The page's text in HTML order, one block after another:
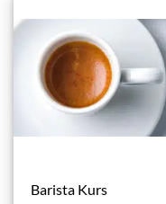
Barista Kurs